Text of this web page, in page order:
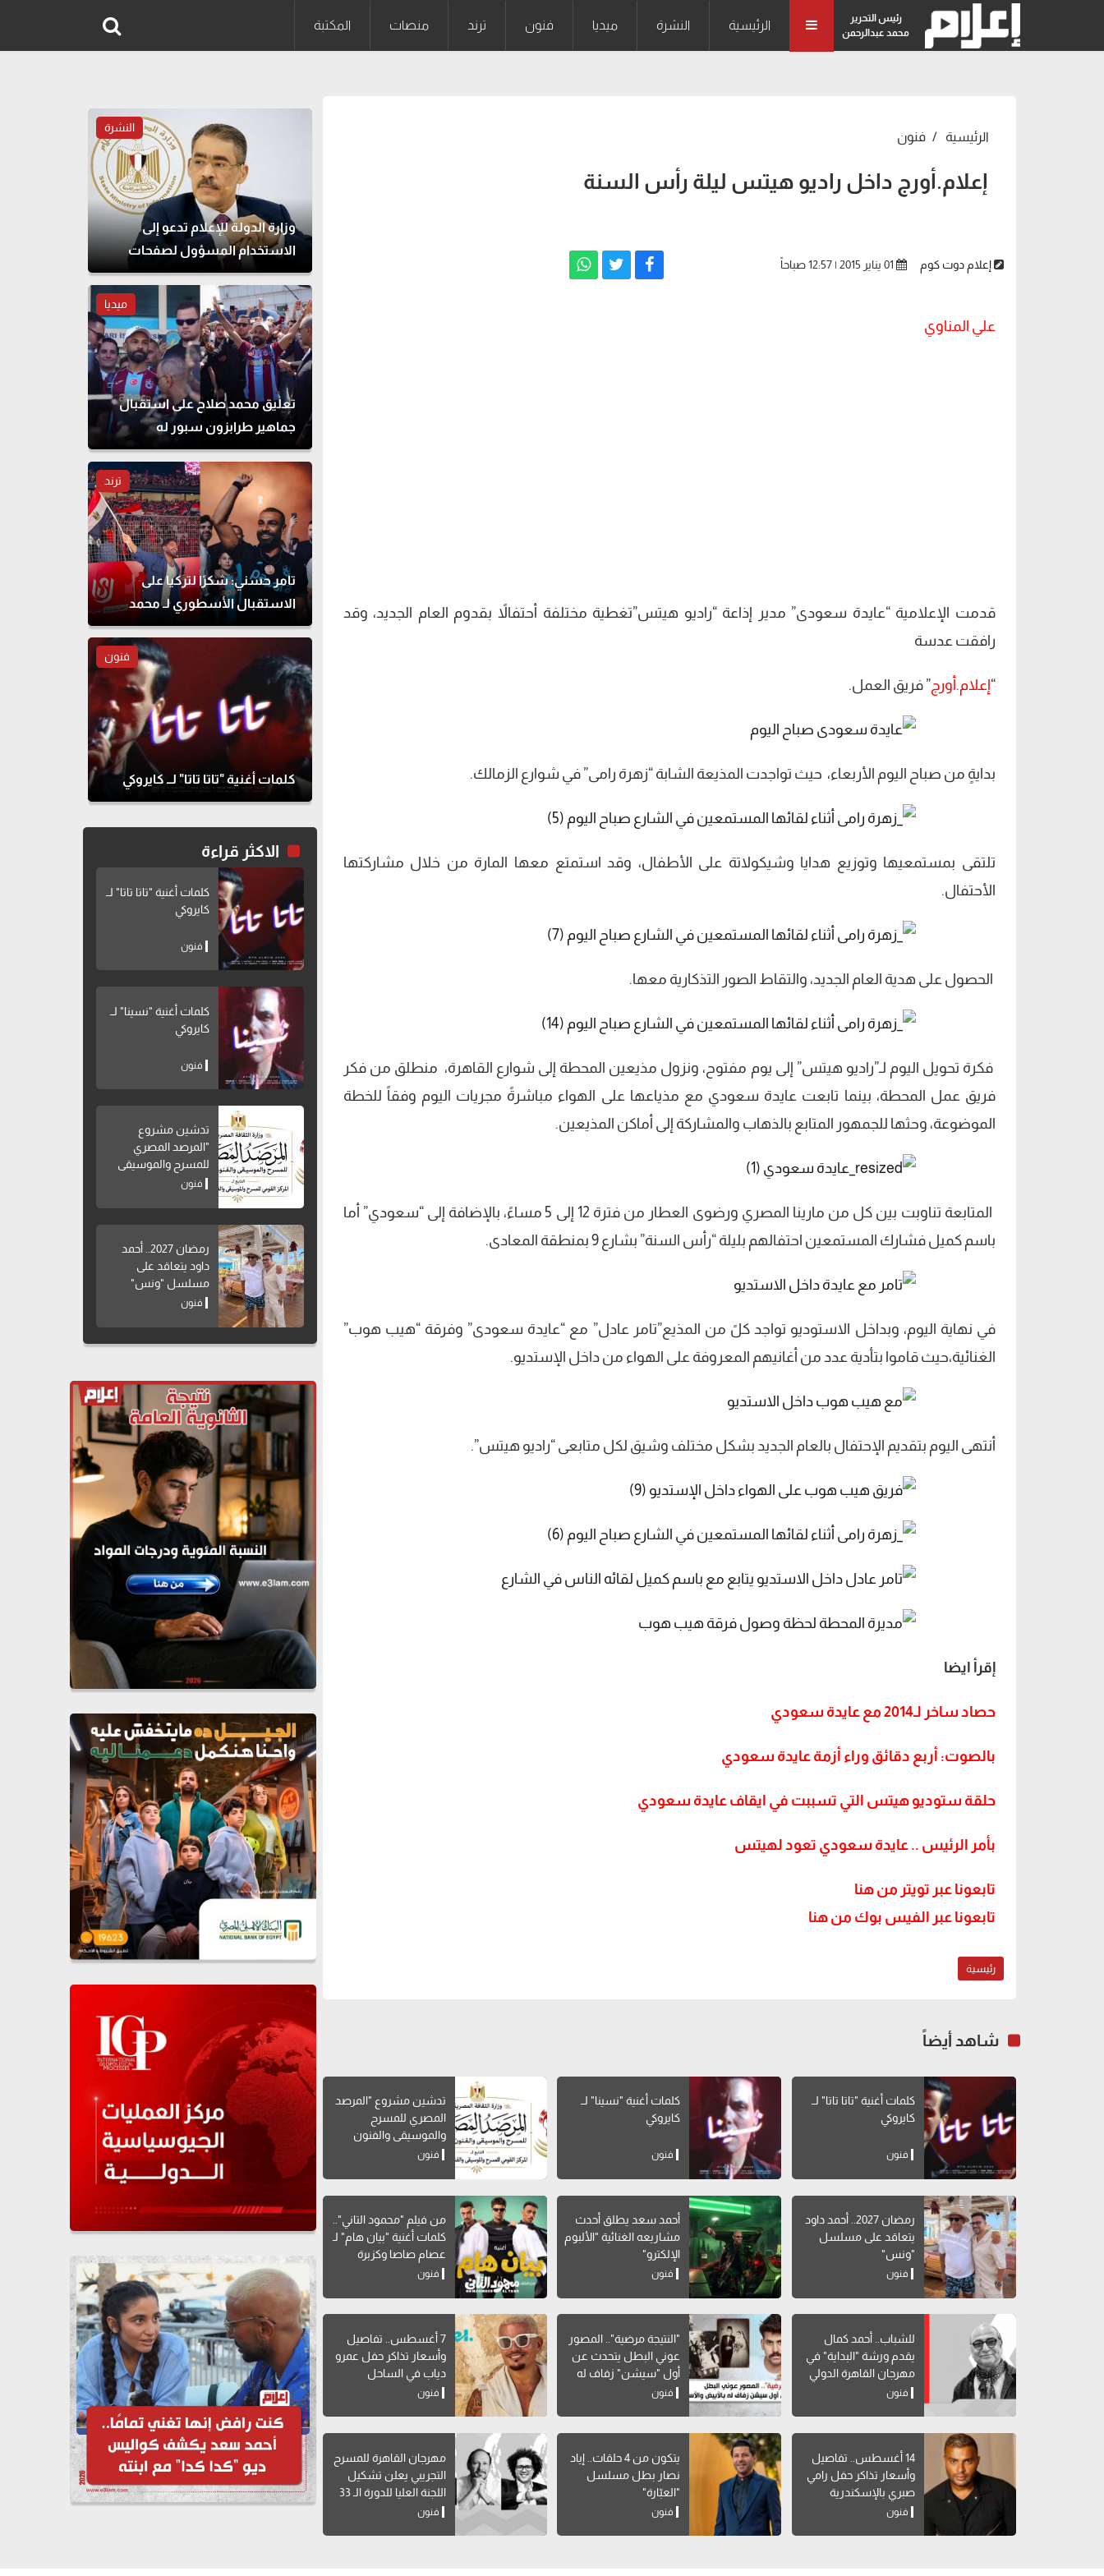
رئيس التحرير
محمد عبدالرحمن
الرئيسية النشرة ميديا فنون ترند منصات المكتبة
الرئيسية فنون
إعلام.أورج داخل راديو هيتس ليلة رأس السنة
إعلام دوت كوم
علي المناوي
قدمت الإعلامية “عايدة سعودى” مدير إذاعة “راديو هيتس”تغطية مختلفة أحتفالاً بقدوم العام الجديد، وقد
رافقت عدسة
“إعلام.أورج” فريق العمل.
بدايةٍ من صباح اليوم الأربعاء، حيث تواجدت المذيعة الشابة “زهرة رامى” في شوارع الزمالك.
تلتقى بمستمعيها وتوزيع هدايا وشيكولاتة على الأطفال، وقد استمتع معها المارة من خلال مشاركتها
الأحتفال.
الحصول على هدية العام الجديد، والتقاط الصور التذكارية معها.
فكرة تحويل اليوم لـ”راديو هيتس” إلى يوم مفتوح، ونزول مذيعين المحطة إلى شوارع القاهرة، منطلق من فكر
فريق عمل المحطة، بينما تابعت عايدة سعودي مع مذياعها على الهواء مباشرةً مجريات اليوم وفقاً للخطة
الموضوعة، وحثها للجمهور المتابع بالذهاب والمشاركة إلى أماكن المذيعين.
المتابعة تناوبت بين كل من مارينا المصري ورضوى العطار من فترة 12 إلى 5 مساءً، بالإضافة إلى “سعودي” أما
باسم كميل فشارك المستمعين احتفالهم بليلة “رأس السنة” بشارع 9 بمنطقة المعادى.
في نهاية اليوم، وبداخل الاستوديو تواجد كلً من المذيع”تامر عادل” مع “عايدة سعودى” وفرقة “هيب هوب”
الغنائية،حيث قاموا بتأدية عدد من أغانيهم المعروفة على الهواء من داخل الإستديو.
أنتهى اليوم بتقديم الإحتفال بالعام الجديد بشكل مختلف وشيق لكل متابعى “راديو هيتس”.
إقرأ ايضا
حصاد ساخر لـ2014 مع عايدة سعودي
بالصوت: أربع دقائق وراء أزمة عايدة سعودي
حلقة ستوديو هيتس التي تسببت في ايقاف عايدة سعودي
بأمر الرئيس .. عايدة سعودي تعود لهيتس
تابعونا عبر تويتر من هنا
تابعونا عبر الفيس بوك من هنا
رئيسية
شاهد أيضاً
كلمات أغنية "تاتا تاتا" لــ
كايروكي
فنون
كلمات أغنية "نسينا" لــ
كايروكي
فنون
تدشين مشروع "المرصد
المصري للمسرح
والموسيقى والفنون
الشعبية"
فنون
رمضان 2027.. أحمد داود
يتعاقد على مسلسل
"ونس"
فنون
أحمد سعد يطلق أحدث
مشاريعه الغنائية "الألبوم
الإلكترو"
فنون
من فيلم "محمود التاني"..
كلمات أغنية "بيان هام" لـ
عصام صاصا وكزبرة
فنون
للشباب.. أحمد كمال
يقدم ورشة "البداية" في
مهرجان القاهرة الدولي
للمسرح التجريبي
فنون
"النتيجة مرضية".. المصور
عوني البطل يتحدث عن
أول "سيشن" زفاف له
بالأبيض والأسود
فنون
7 أغسطس.. تفاصيل
وأسعار تذاكر حفل عمرو
دياب في الساحل
فنون
14 أغسطس.. تفاصيل
وأسعار تذاكر حفل رامي
صبري بالإسكندرية
فنون
يتكون من 4 حلقات.. إياد
نصار بطل مسلسل
"العبّارة"
فنون
مهرجان القاهرة للمسرح
التجريبي يعلن تشكيل
اللجنة العليا للدورة الـ 33
فنون
النشرة
وزارة الدولة للإعلام تدعو إلى
الاستخدام المسؤول لصفحات
التواصل الاجتماعي
ميديا
تعليق محمد صلاح على استقبال
جماهير طرابزون سبور له
ترند
تامر حسني: شكرًا لتركيا على
الاستقبال الأسطوري لـ محمد
صلاح
فنون
كلمات أغنية "تاتا تاتا" لــ كايروكي
الاكثر قراءة
كلمات أغنية "تاتا تاتا" لــ
كايروكي
فنون
كلمات أغنية "نسينا" لــ
كايروكي
فنون
تدشين مشروع
"المرصد المصري
للمسرح والموسيقى
والفنون الشعبية"
فنون
رمضان 2027.. أحمد
داود يتعاقد على
مسلسل "ونس"
فنون